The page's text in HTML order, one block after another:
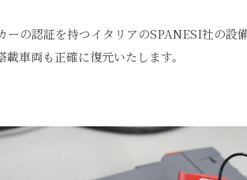
の認証を持つイタリアのSPANESI社の設備
車両も正確に復元いたします。